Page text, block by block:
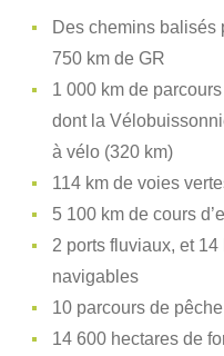
Des chemins balisés
750 km de GR
1 000 km de
dont la
à vélo (320 km)
114 km de voies
5 100 km de cours
2 ports fluviaux, et
navigables
10 parcours de
14 600 hectares de